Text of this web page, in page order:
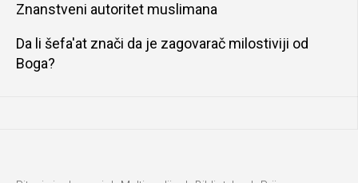
Znanstveni autoritet muslimana
Da li šefa'at znači da je zagovarač milostiviji od
Boga?